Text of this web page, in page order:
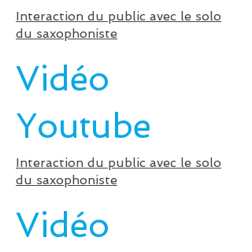
Interaction du public avec le solo
du saxophoniste
Vidéo
Youtube
Interaction du public avec le solo
du saxophoniste
Vidéo